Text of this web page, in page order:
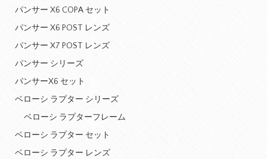
パンサー X6 COPA セット
パンサー X6 POST レンズ
パンサー X7 POST レンズ
パンサー シリーズ
パンサーX6 セット
ベローシ ラプター シリーズ
ベローシ ラプターフレーム
ベローシ ラプター セット
ベローシ ラプター レンズ